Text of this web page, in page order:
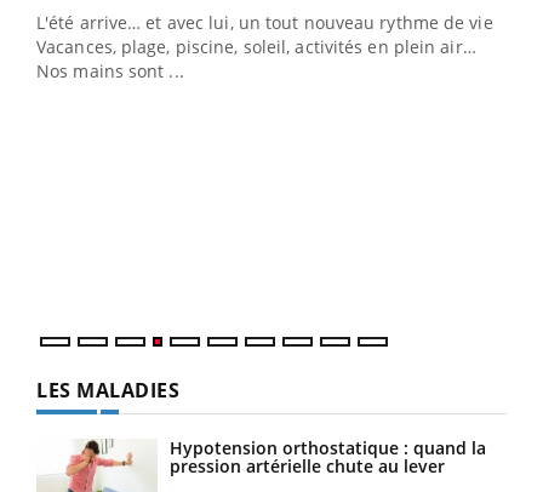
L'été arrive… et avec lui, un tout nouveau rythme de vie !
Vacances, plage, piscine, soleil, activités en plein air…
Nos mains sont ...
LES MALADIES
Hypotension orthostatique : quand la
pression artérielle chute au lever